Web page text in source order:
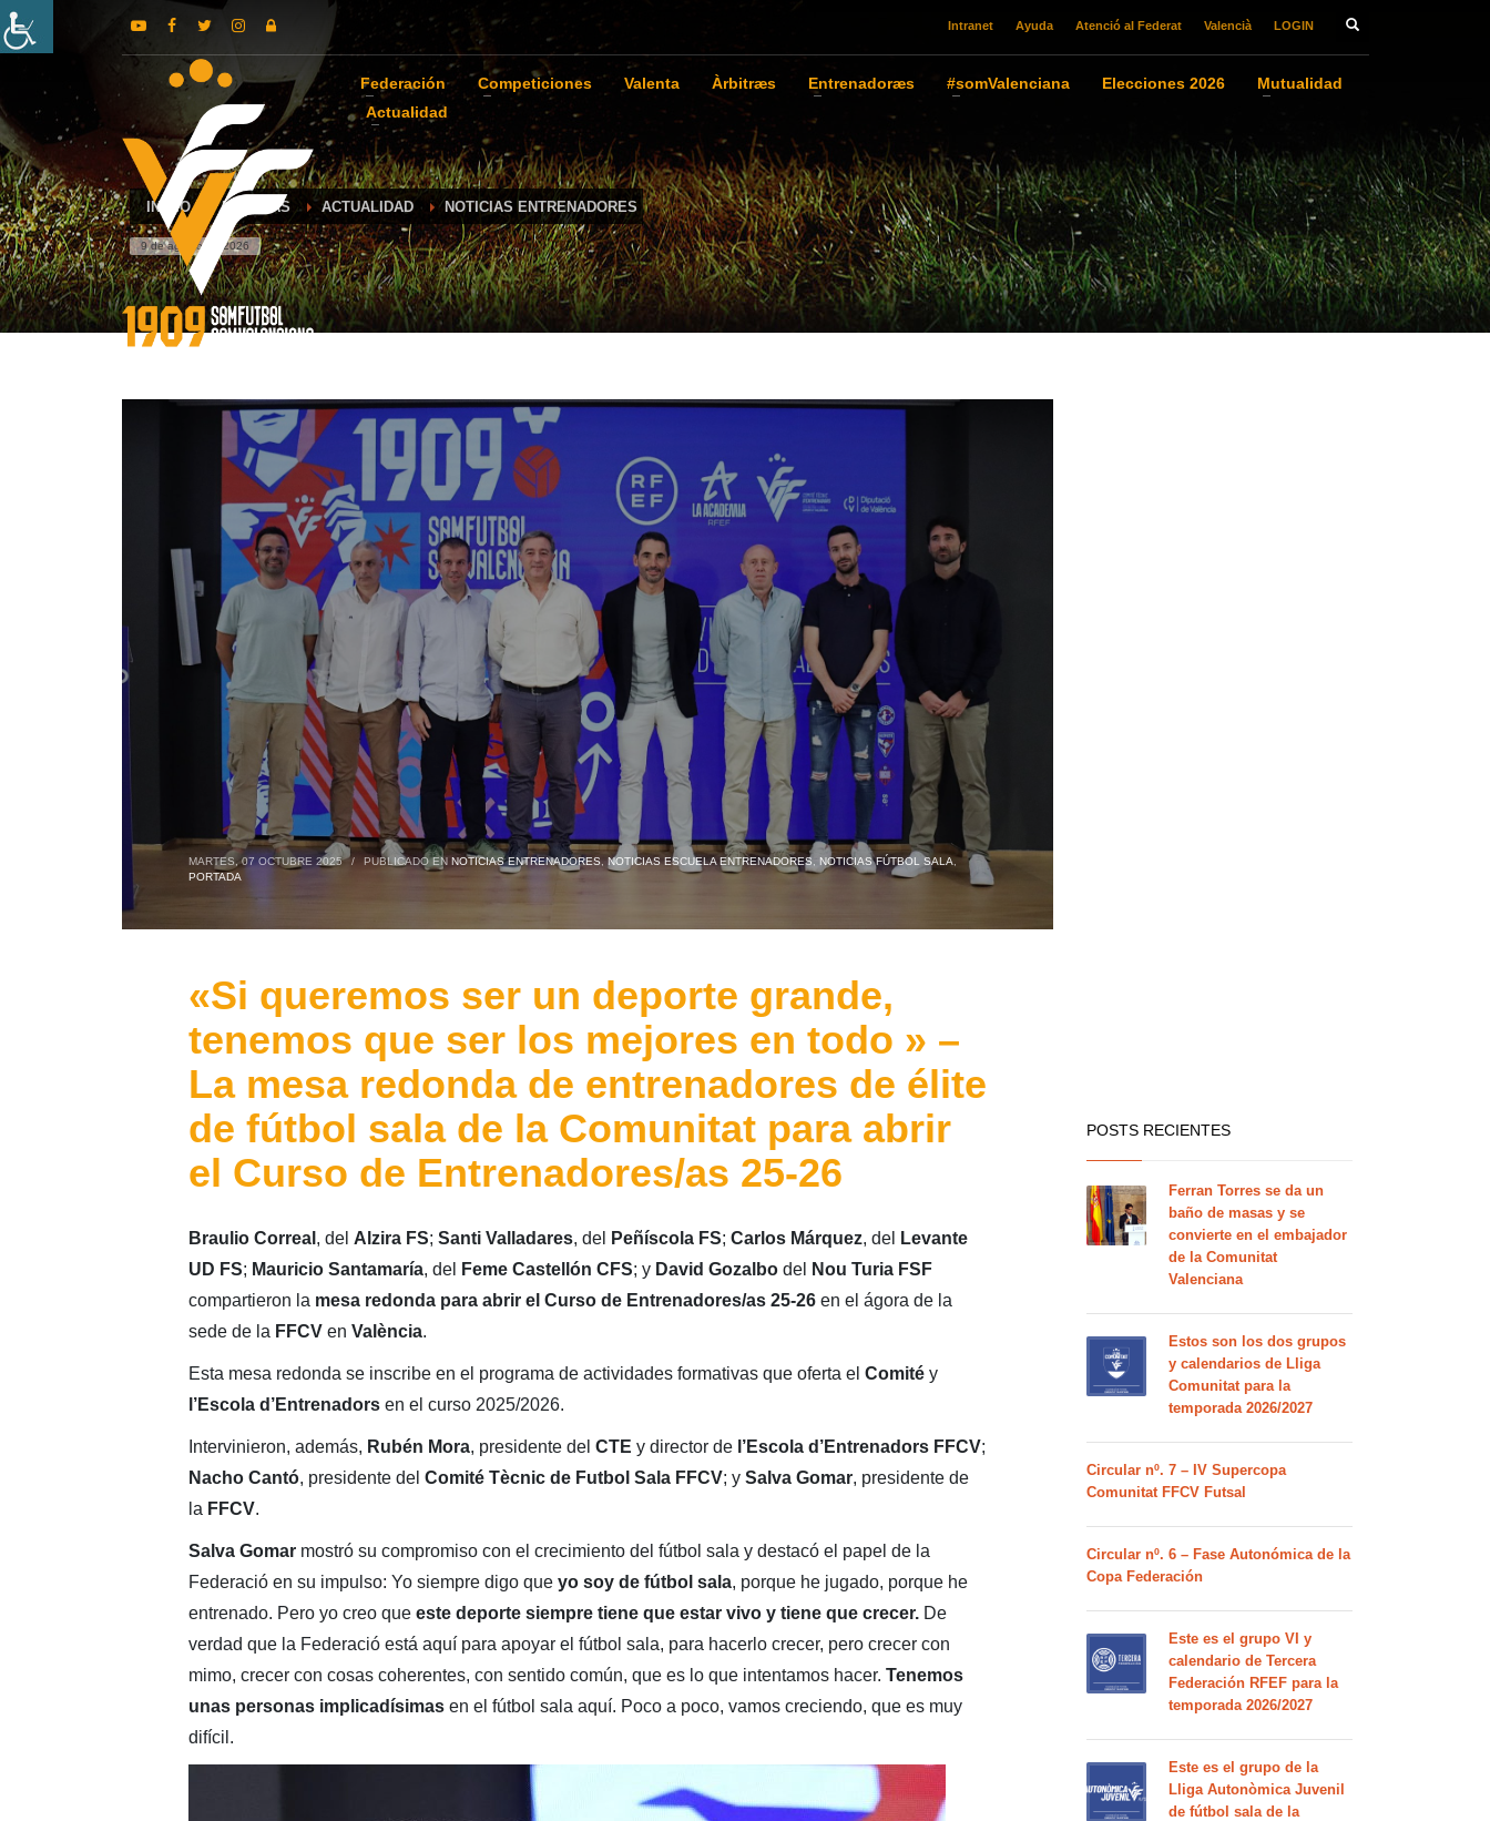
Intranet Ayuda Atenció al Federat Valencià LOGIN
Federación Competiciones Valenta Àrbitræs Entrenadoræs #somValenciana Elecciones 2026
Mutualidad
Actualidad
INICIO NOTICIAS ACTUALIDAD NOTICIAS ENTRENADORES
9 de agosto de 2026
MARTES, 07 OCTUBRE 2025 / PUBLICADO EN NOTICIAS ENTRENADORES,NOTICIAS ESCUELA ENTRENADORES NOTICIAS FÚTBOL SALA,
PORTADA
«Si queremos ser un deporte grande,
tenemos que ser los mejores en todo » –
La mesa redonda de entrenadores de élite
de fútbol sala de la Comunitat para abrir
el Curso de Entrenadores/as 25-26
Braulio Correal , del Alzira FS; Santi Valladares, del Peñíscola FS; Carlos Márquez, del
Levante
UD FS; Mauricio Santamaría, del Feme Castellón CFS; y David Gozalbodel
Nou Turia FSF
compartieron la mesa redonda para abrir el Curso de Entrenadores/as 25-26 en el ágora de la
sede de la FFCVen València.
Esta mesa redonda se inscribe en el programa de actividades formativas que oferta el Comitéy
l’Escola d’Entrenadorsen el curso 2025/2026.
Intervinieron, además, Rubén Mora, presidente del CTE y director de l’Escola d’Entrenadors FFCV;
Nacho Cantó, presidente del Comité Tècnic de Futbol Sala FFCV; y Salva Gomar, presidente de
la FFCV.
Salva Gomar mostró su compromiso con el crecimiento del fútbol sala y destacó el papel de la
Federació en su impulso: Yo siempre digo que yo soy de fútbol sala, porque he jugado, porque he
entrenado. Pero yo creo que este deporte siempre tiene que estar vivo y tiene que crecer.De
verdad que la Federació está aquí para apoyar el fútbol sala, para hacerlo crecer, pero crecer con
mimo, crecer con cosas coherentes, con sentido común, que es lo que intentamos hacer. Tenemos
unas personas implicadísimasen el fútbol sala aquí. Poco a poco, vamos creciendo, que es muy
difícil.
POSTS RECIENTES
Ferran Torres se da un
baño de masas y se
convierte en el embajador
de la Comunitat
Valenciana
Estos son los dos grupos
y calendarios de Lliga
Comunitat para la
temporada 2026/2027
Circular nº. 7 – IV Supercopa
Comunitat FFCV Futsal
Circular nº. 6 – Fase Autonómica de la
Copa Federación
Este es el grupo VI y
calendario de Tercera
Federación RFEF para la
temporada 2026/2027
Este es el grupo de la
Lliga Autonòmica Juvenil
de fútbol sala de la